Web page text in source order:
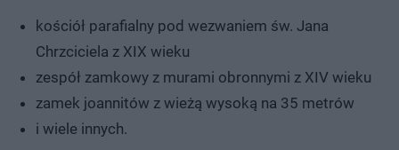
kościół parafialny pod wezwaniem św. Jana
Chrzciciela z XIX wieku
zespół zamkowy z murami obronnymi z XIV wieku
zamek joannitów z wieżą wysoką na 35 metrów
i wiele innych.